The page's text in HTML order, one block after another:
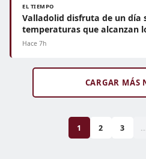
EL TIEMPO
Valladolid disfruta de un día
temperaturas que alcanzan
Hace 7h
CARGAR MÁS
1 2 3